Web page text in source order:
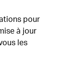
pour
à jour
les